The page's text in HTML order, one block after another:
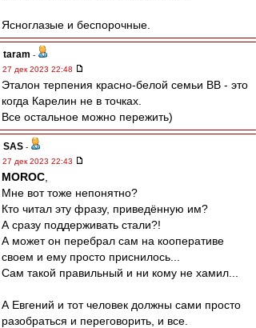
Ясноглазые и беспорочные.
taram -
27 дек 2023 22:48
Эталон терпения красно-белой семьи ВВ - это
когда Карелин не в точках.
Все остальное можно пережить)
SAS -
27 дек 2023 22:43
MOROC
Мне вот тоже непонятно?
Кто читал эту фразу, приведённую им?
А сразу поддерживать стали?!
А может он перебрал сам на кооперативе
своем и ему просто приснилось...
Сам такой правильный и ни кому не хамил...
А Евгений и тот человек должны сами просто
разобраться и переговорить, и все.